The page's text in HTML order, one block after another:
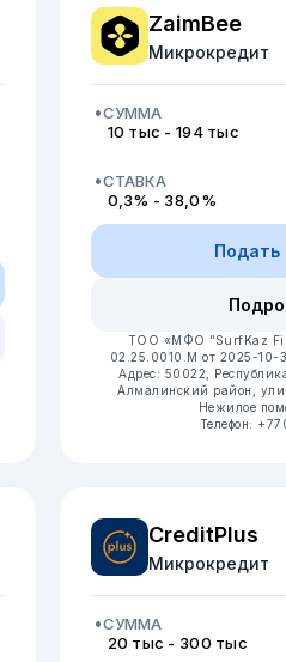
ZaimBee
Микрокредит
СУММА
10 тыс - 194 тыс
СТАВКА
0,3% - 38,0%
Подать
ТОО «МФО “SurfKaz
02.25.0010.М от 2025-10-
Адрес: 50022,
Алмалинский район,
Нежилое
Телефон:
CreditPlus
Микрокредит
СУММА
20 тыс - 300 тыс